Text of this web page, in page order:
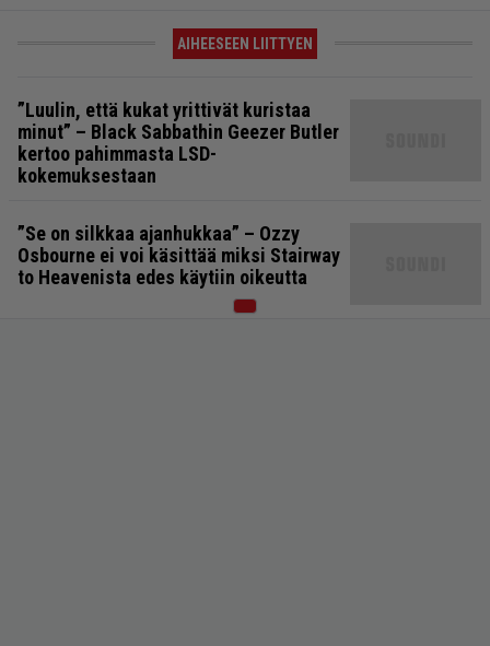
AIHEESEEN LIITTYEN
”Luulin, että kukat yrittivät kuristaa
minut” – Black Sabbathin Geezer Butler
kertoo pahimmasta LSD-
kokemuksestaan
”Se on silkkaa ajanhukkaa” – Ozzy
Osbourne ei voi käsittää miksi Stairway
to Heavenista edes käytiin oikeutta